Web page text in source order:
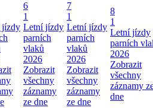
jízdy
6
1
Letní jízdy
parních
vlaků
2026
Zobrazit
všechny
záznamy
ze dne
7
1
Letní jízdy
parních
vlaků
2026
Zobrazit
všechny
záznamy
ze dne
8
1
Letní jízdy
parních
2026
Zobrazit
všechny
záznamy
dne